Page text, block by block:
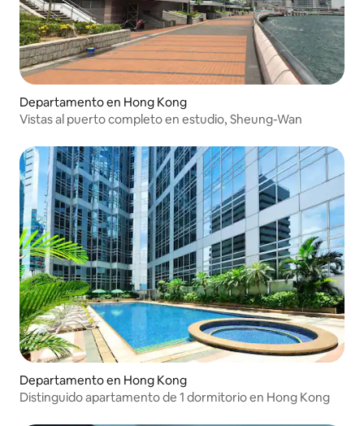
Departamento en Hong Kong
Vistas al puerto completo en estudio, Sheung-Wan
Departamento en Hong Kong
Distinguido apartamento de 1 dormitorio en Hong Kong